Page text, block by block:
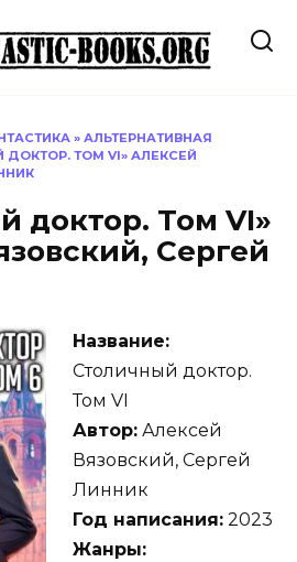
» АЛЬТЕРНАТИВНАЯ
ТОМ VI» АЛЕКСЕЙ
доктор. Том VI»
Сергей
Название:
Столичный доктор.
Том VI
Автор: Алексей
Вязовский, Сергей
Линник
Год написания: 2023
Жанры: